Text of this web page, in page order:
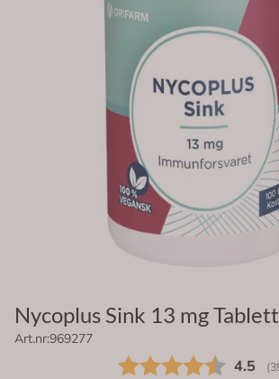
Nycoplus Sink 13 mg
Art.nr:969277
4.5 (